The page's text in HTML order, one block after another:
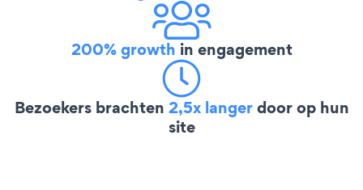
200% growth in engagement
Bezoekers brachten 2,5x langerdoor op hun
site